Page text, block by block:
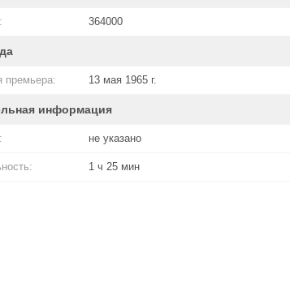
364000
премьера: 13 мая 1965 г.
информация
не указано
1 ч 25 мин